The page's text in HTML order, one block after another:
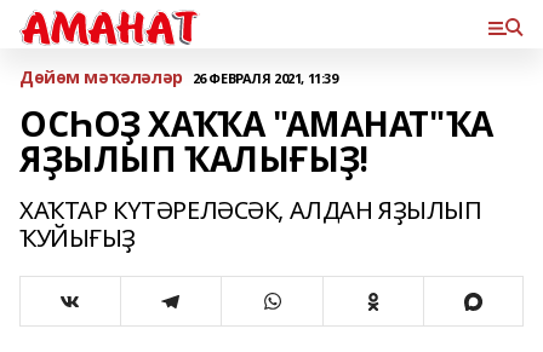
Дөйөм мәҡәләләр 26 ФЕВРАЛЯ 2021, 11:39
ОСҺОҘ ХАҠҠА "АМАНАТ"ҠА
ЯҘЫЛЫП ҠАЛЫҒЫҘ!
ХАҠТАР КҮТӘРЕЛӘСӘК, АЛДАН ЯҘЫЛЫП
ҠУЙЫҒЫҘ